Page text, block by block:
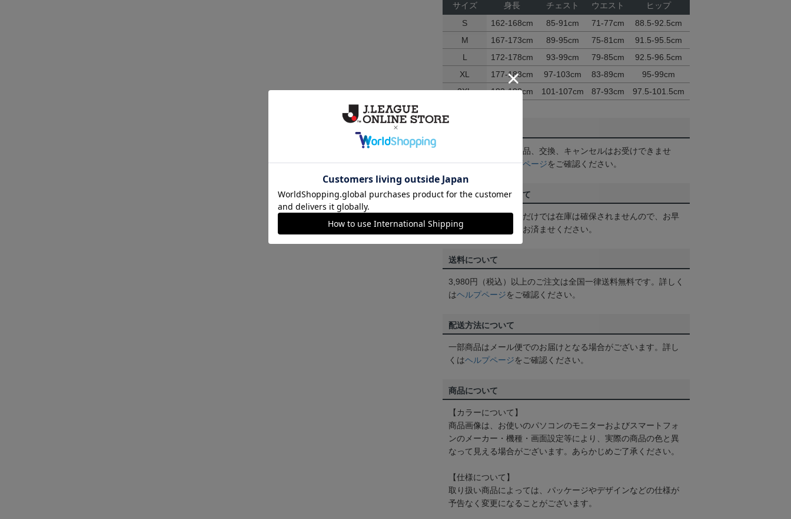
サイズ 身長 チェスト ウエスト
ヒップ
S
162-168cm 85-91cm 71-77cm
88.5-92.5cm
M
167-173cm 89-95cm 75-81cm
91.5-95.5cm
L
172-178cm 93-99cm 79-85cm
92.5-96.5cm
XL
177-183cm 97-103cm 83-89cm
95-99cm
2XL
182-188cm 101-107cm 87-93cm 97.5-101.5cm
お客様都合による返品、交換、キャンセルはお受けできませ
ん。詳しくはヘルプページをご確認ください。
ご注文の確定について
買い物かごに入れるだけでは在庫は確保されませんので、お早
めにご購入手続きをお済ませください。
送料について
3,980円（税込）以上のご注文は全国一律送料無料です。詳しく
はヘルプページをご確認ください。
配送方法について
一部商品はメール便でのお届けとなる場合がございます。詳し
くはヘルプページをご確認ください。
商品について
【カラーについて】
商品画像は、お使いのパソコンのモニターおよびスマートフォ
ンのメーカー・機種・画面設定等により、実際の商品の色と異
なって見える場合がございます。あらかじめご了承ください。
【仕様について】
取り扱い商品によっては、パッケージやデザインなどの仕様が
予告なく変更になることがございます。